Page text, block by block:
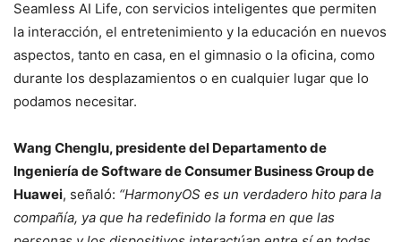
Seamless AI Life, con servicios inteligentes que permiten
la interacción, el entretenimiento y la educación en nuevos
aspectos, tanto en casa, en el gimnasio o la oficina, como
durante los desplazamientos o en cualquier lugar que lo
podamos necesitar.
Wang Chenglu, presidente del Departamento de
Ingeniería de Software de Consumer Business Group de
Huawei, señaló: “HarmonyOS es un verdadero hito para la
compañía, ya que ha redefinido la forma en que las